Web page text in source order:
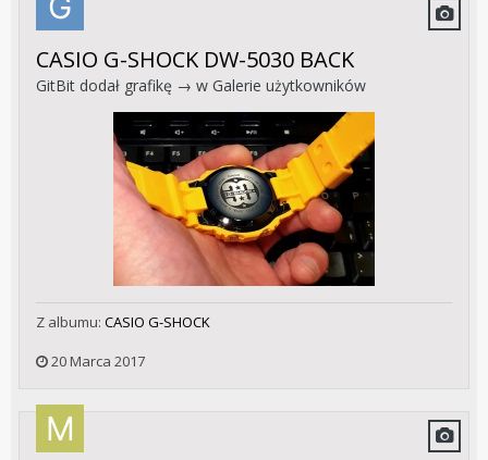
CASIO G-SHOCK DW-5030 BACK
GitBit dodał grafikę → w Galerie użytkowników
Z albumu: CASIO G-SHOCK
20 Marca 2017